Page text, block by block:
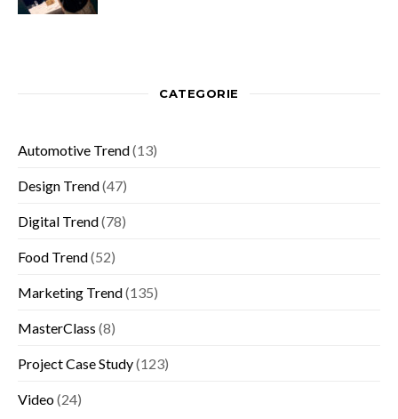
CATEGORIE
Automotive Trend(13)
Design Trend(47)
Digital Trend(78)
Food Trend(52)
Marketing Trend(135)
MasterClass (8)
Project Case Study(123)
Video(24)